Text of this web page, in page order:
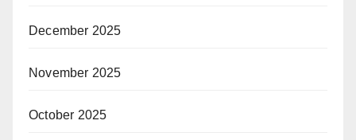
December 2025
November 2025
October 2025